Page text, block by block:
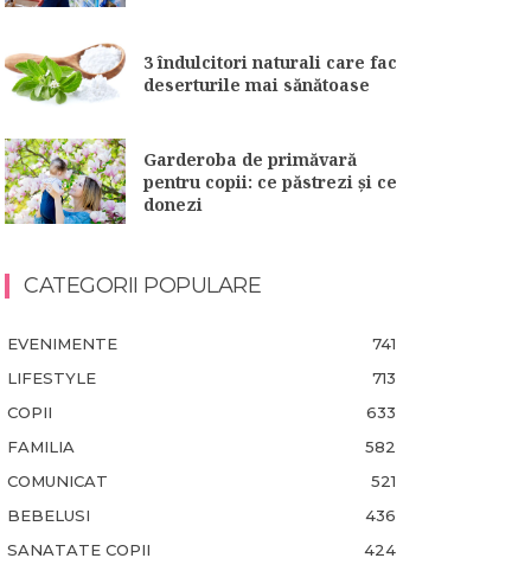
3 îndulcitori naturali care fac
deserturile mai sănătoase
Garderoba de primăvară
pentru copii: ce păstrezi și ce
donezi
CATEGORII POPULARE
EVENIMENTE
741
LIFESTYLE
713
COPII
633
FAMILIA
582
COMUNICAT
521
BEBELUSI
436
SANATATE COPII
424